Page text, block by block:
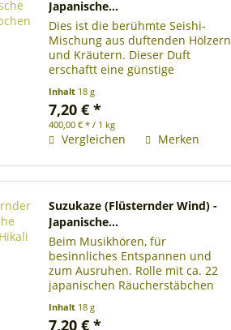
Japanische...
Dies ist die berühmte Seishi-
Mischung aus duftenden Hölzern
und Kräutern. Dieser Duft
erschaftt eine günstige
Achtsamkeit. Rolle mit ca. 22
japanischen Räucherstäbchen
Länge der Räucherstäbchen 22
cm lang...
Inhalt 18 g
7,20 € *
400,00 € * / 1 kg
Vergleichen Merken
Suzukaze (Flüsternder Wind) -
Japanische...
Beim Musikhören, für
besinnliches Entspannen und
zum Ausruhen. Rolle mit ca. 22
japanischen Räucherstäbchen
cm Brenndauer je
Inhalt 18 g
7,20 € *